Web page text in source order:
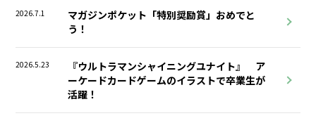
2026.7.1
マガジンポケット「特別奨励賞」おめでと
う！
2026.5.23
『ウルトラマンシャイニングユナイト』 ア
ーケードカードゲームのイラストで卒業生が
活躍！